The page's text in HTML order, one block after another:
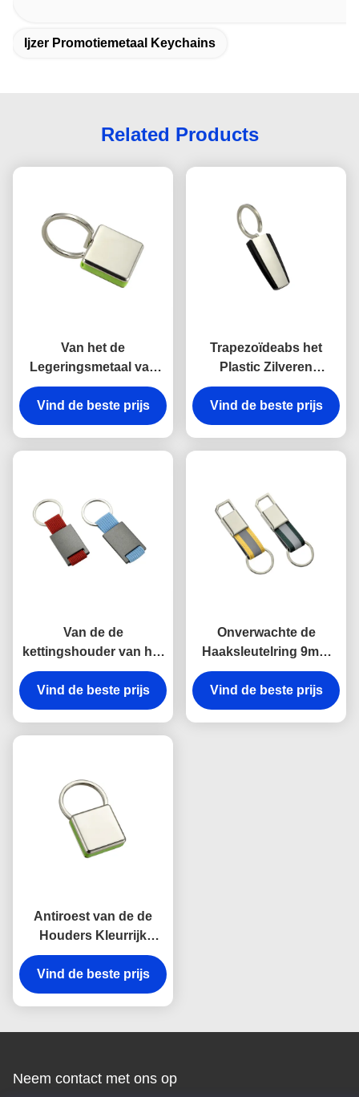
Ijzer Promotiemetaal Keychains
Related Products
Van het de
Legeringsmetaal van
het haakzink van de de
kettingshouder Zeer
belangrijke
Vind de beste prijs
Trapezoïdeabs het
Plastic Zilveren
Galvaniseren van
Keychains van de
Metaal Zeer belangrijke
Vind de beste prijs
Van de de
kettingshouder van het
rechthoekmetaal de
Zeer belangrijke van de
de Lasergravure Gift
Vind de beste prijs
Onverwachte de
Haaksleutelring 9mm
van het riemmetaal Zeer
belangrijke de
Houdersherinneringen
Vind de beste prijs
Antiroest van de de
Houders Kleurrijk
Onverwacht Haak van
de Metaal Zeer
belangrijk ketting Zeer
Vierkant Plastiek
Vind de beste prijs
Neem contact met ons op